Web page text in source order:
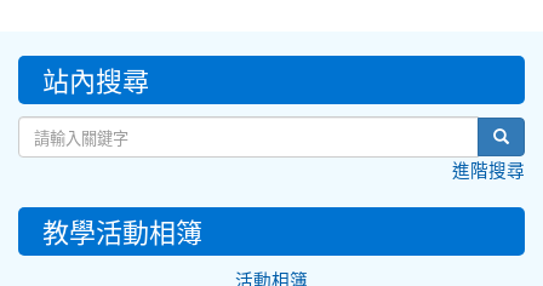
::: 站內搜尋
進階搜尋
教學活動相簿
活動相簿